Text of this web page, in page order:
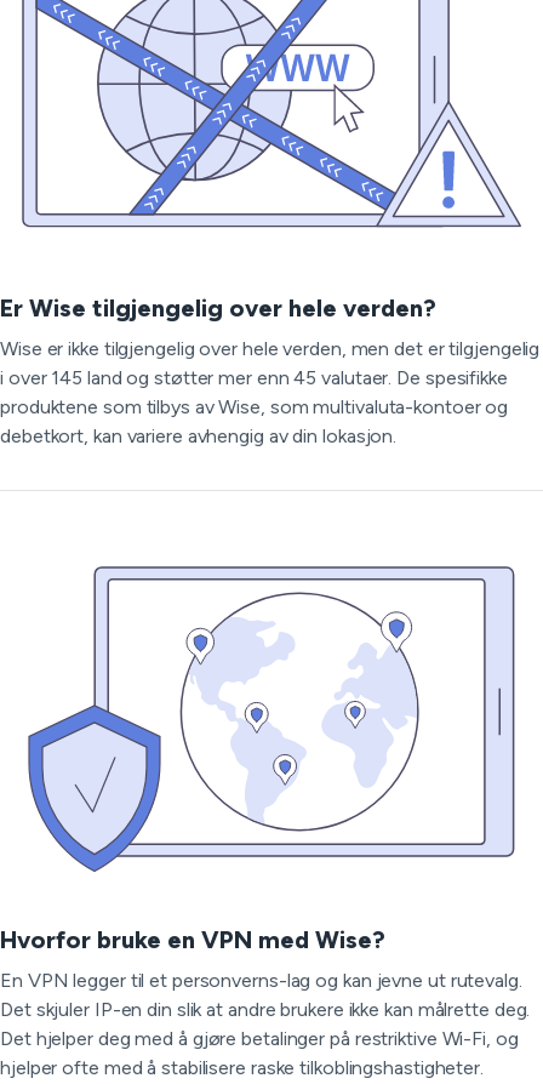
Er Wise tilgjengelig over hele verden?
Wise er ikke tilgjengelig over hele verden, men det er tilgjengelig
i over 145 land og støtter mer enn 45 valutaer. De spesifikke
produktene som tilbys av Wise, som multivaluta-kontoer og
debetkort, kan variere avhengig av din lokasjon.
Hvorfor bruke en VPN med Wise?
En VPN legger til et personverns-lag og kan jevne ut rutevalg.
Det skjuler IP-en din slik at andre brukere ikke kan målrette deg.
Det hjelper deg med å gjøre betalinger på restriktive Wi-Fi, og
hjelper ofte med å stabilisere raske tilkoblingshastigheter.